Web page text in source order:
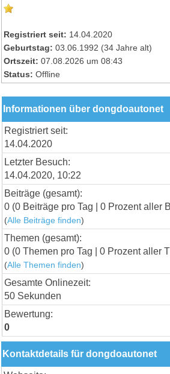
Registriert seit: 14.04.2020
Geburtstag: 03.06.1992 (34 Jahre alt)
Ortszeit: 07.08.2026 um 08:43
Status: Offline
Informationen über dongdoautonet
Registriert seit:
14.04.2020
Letzter Besuch:
14.04.2020, 10:22
Beiträge (gesamt):
0 (0 Beiträge pro Tag | 0 Prozent aller
(Alle Beiträge finden)
Themen (gesamt):
0 (0 Themen pro Tag | 0 Prozent aller
(Alle Themen finden)
Gesamte Onlinezeit:
50 Sekunden
Bewertung:
0
Kontaktdetails für dongdoautonet